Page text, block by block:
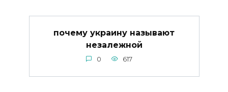
почему украину называют
незалежной
0 617